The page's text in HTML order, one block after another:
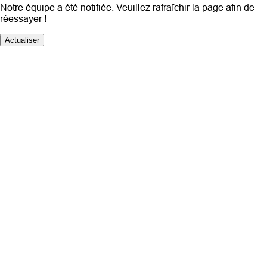
Notre équipe a été notifiée. Veuillez rafraîchir la page afin de
réessayer !
Actualiser